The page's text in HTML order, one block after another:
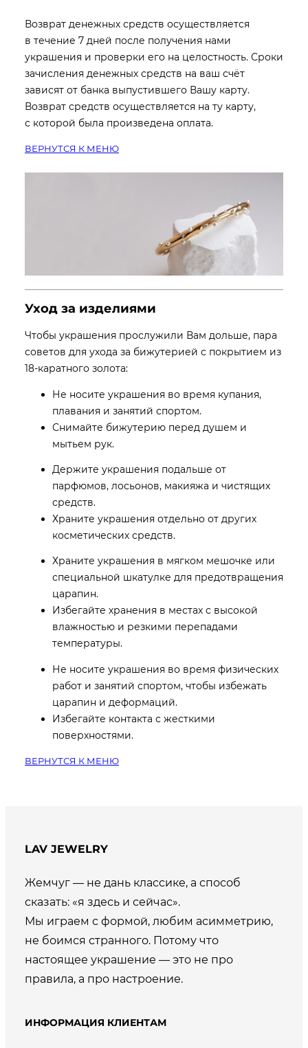
Возврат денежных средств осуществляется
в течение 7 дней после получения нами
украшения и проверки его на целостность. Сроки
зачисления денежных средств на ваш счёт
зависят от банка выпустившего Вашу карту.
Возврат средств осуществляется на ту карту,
с которой была произведена оплата.
ВЕРНУТСЯ К МЕНЮ
Уход за изделиями
Чтобы украшения прослужили Вам дольше, пара
советов для ухода за бижутерией с покрытием из
18-каратного золота:
Не носите украшения во время купания,
плавания и занятий спортом.
Снимайте бижутерию перед душем и
мытьем рук.
Держите украшения подальше от
парфюмов, лосьонов, макияжа и чистящих
средств.
Храните украшения отдельно от других
косметических средств.
Храните украшения в мягком мешочке или
специальной шкатулке для предотвращения
царапин.
Избегайте хранения в местах с высокой
влажностью и резкими перепадами
температуры.
Не носите украшения во время физических
работ и занятий спортом, чтобы избежать
царапин и деформаций.
Избегайте контакта с жесткими
поверхностями.
ВЕРНУТСЯ К МЕНЮ
LAV JEWELRY
Жемчуг — не дань классике, а способ
сказать: «я здесь и сейчас».
Мы играем с формой, любим асимметрию,
не боимся странного. Потому что
настоящее украшение — это не про
правила, а про настроение.
ИНФОРМАЦИЯ КЛИЕНТАМ